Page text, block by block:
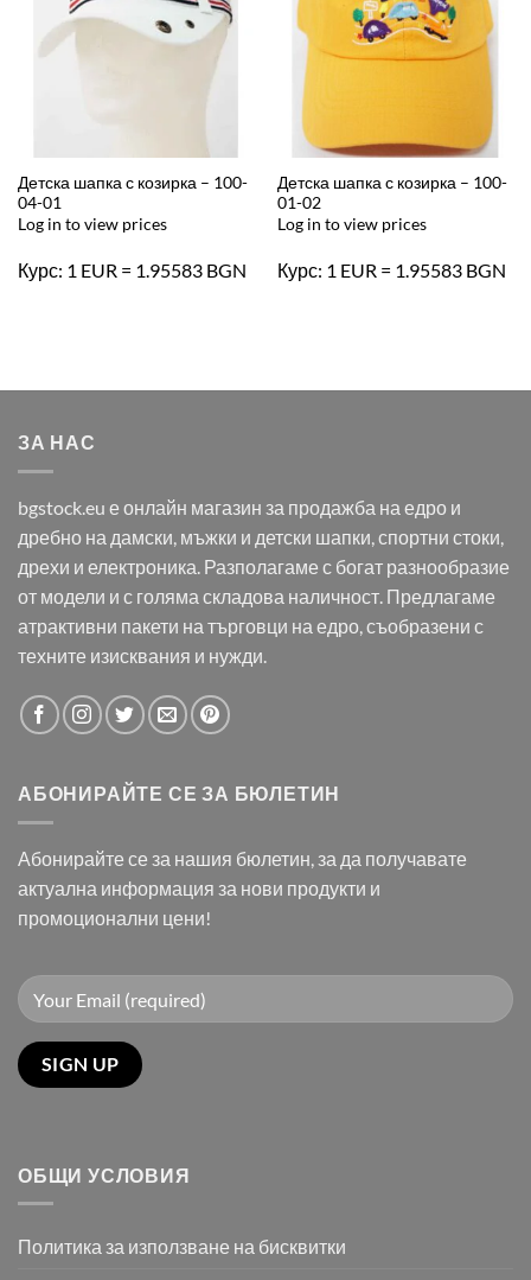
Детска шапка с козирка – 100-
04-01
Log in to view prices
Курс: 1 EUR = 1.95583 BGN
Детска шапка с козирка – 100-
01-02
Log in to view prices
Курс: 1 EUR = 1.95583 BGN
ЗА НАС
bgstock.eu е онлайн магазин за продажба на едро и
дребно на дамски, мъжки и детски шапки, спортни стоки,
дрехи и електроника. Разполагаме с богат разнообразие
от модели и с голяма складова наличност. Предлагаме
атрактивни пакети на търговци на едро, съобразени с
техните изисквания и нужди.
АБОНИРАЙТЕ СЕ ЗА БЮЛЕТИН
Абонирайте се за нашия бюлетин, за да получавате
актуална информация за нови продукти и
промоционални цени!
ОБЩИ УСЛОВИЯ
Политика за използване на бисквитки